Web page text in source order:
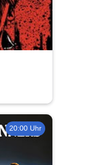
20:00 Uhr